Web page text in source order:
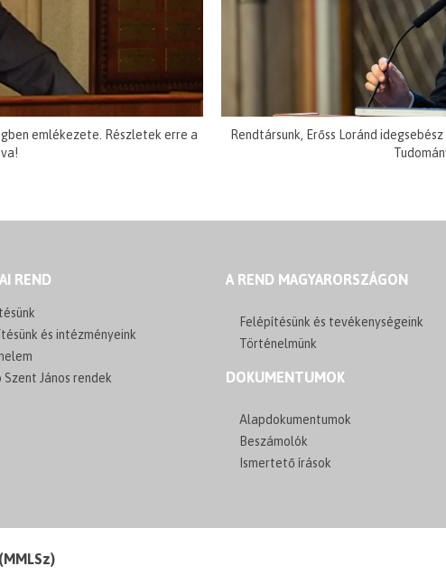
emlékezete. Részletek erre a
Rendtársunk, Erőss Loránd
REND
és intézményeink
Szent János rendek
A REND MAGYARORSZÁGON
Felépítésünk és tevékenységeink
Történelmünk
DOKUMENTUMOK
Alapdokumentumok
Beszámolók
Ismertető írások